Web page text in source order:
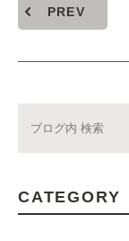
PREV
CATEGORY